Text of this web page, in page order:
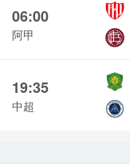
06:00
阿甲
19:35
中超